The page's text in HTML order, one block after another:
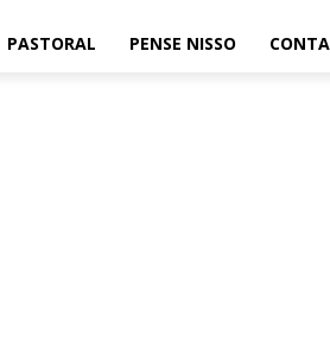
PASTORAL PENSE NISSO